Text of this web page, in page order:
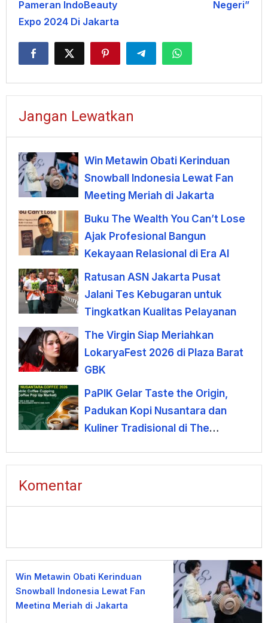
Pameran IndoBeauty
Expo 2024 Di Jakarta
Negeri”
Jangan Lewatkan
Win Metawin Obati Kerinduan
Snowball Indonesia Lewat Fan
Meeting Meriah di Jakarta
Buku The Wealth You Can’t Lose
Ajak Profesional Bangun
Kekayaan Relasional di Era AI
Ratusan ASN Jakarta Pusat
Jalani Tes Kebugaran untuk
Tingkatkan Kualitas Pelayanan
The Virgin Siap Meriahkan
LokaryaFest 2026 di Plaza Barat
GBK
PaPIK Gelar Taste the Origin,
Padukan Kopi Nusantara dan
Kuliner Tradisional di The
Komentar
Win Metawin Obati Kerinduan
Snowball Indonesia Lewat Fan
Meeting Meriah di Jakarta